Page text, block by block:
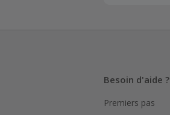
Besoin d'aide ?
Premiers pas